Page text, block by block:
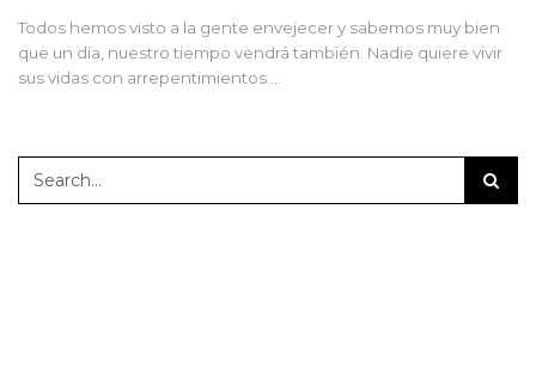
Todos hemos visto a la gente envejecer y sabemos muy bien
que un día, nuestro tiempo vendrá también. Nadie quiere vivir
sus vidas con arrepentimientos …